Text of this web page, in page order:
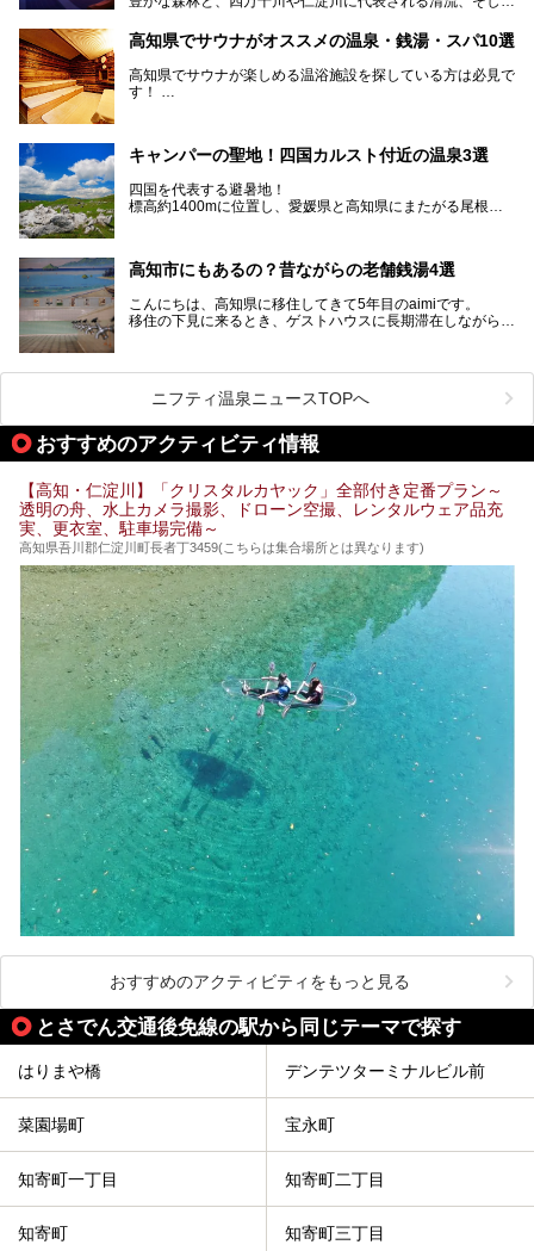
魅力がぎゅっと詰まった県です。
高知県はまた、カツオのたたきをはじめとする海産物や清流
で育つ川魚、大皿にごちそうがどっさり盛られた皿鉢料理、
柚子などの柑橘類、地酒といったグルメが充実していること
でも知られます。ここでは、温泉とあわせて自然の景観やグ
高知県でサウナがオススメの温泉・銭湯・スパ10選
高知県でサウナが楽しめる温浴施設を探している方は必見で
す！
ぜひこれを読んで高知のサウナ探しの参考してくださいね！
キャンパーの聖地！四国カルスト付近の温泉3選
四国を代表する避暑地！
標高約1400mに位置し、愛媛県と高知県にまたがる尾根沿
が見れる場所。
帰り温泉（お風呂）がありません。
中でもライターおすすめの３つの温泉をご紹介します。
などが問題なければ、温泉に入ってから向かうことをオスス
メします。
なぜなら最寄り温泉でも車で４０分、山を降りていかねばな
りませんからね…！！
もしくは、翌日キャンプ帰りに立ち寄るのもおすすめです。
それでは見ていきましょう。
高知市にもあるの？昔ながらの老舗銭湯4選
こんにちは、高知県に移住してきて5年目のaimiです。
移住の下見に来るとき、ゲストハウスに長期滞在しながら観
高知市というと、高知県の人口の半分が集まっているにぎや
かなイメージがある方も多いかと思いますが、昔ながらの老
舗銭湯がけっこうな数あるのですよ。
規模は小さいながら、元気に営業中なので観光がてら訪問し
てみてはいかがでしょう？
Kですよ♪
それではチェックしてきましょう♪
ニフティ温泉ニュースTOPへ
おすすめのアクティビティ情報
【高知・仁淀川】「クリスタルカヤック」全部付き定番プラン～
透明の舟、水上カメラ撮影、ドローン空撮、レンタルウェア品充
実、更衣室、駐車場完備～
高知県吾川郡仁淀川町長者丁3459(こちらは集合場所とは異なります)
おすすめのアクティビティをもっと見る
とさでん交通後免線の駅から同じテーマで探す
はりまや橋 デンテツターミナルビル前
菜園場町 宝永町
知寄町一丁目 知寄町二丁目
知寄町 知寄町三丁目